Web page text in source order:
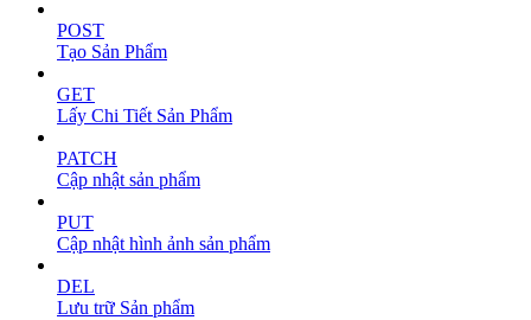
POST
Tạo Sản Phẩm
GET
Lấy Chi Tiết Sản Phẩm
PATCH
Cập nhật sản phẩm
PUT
Cập nhật hình ảnh sản phẩm
DEL
Lưu trữ Sản phẩm